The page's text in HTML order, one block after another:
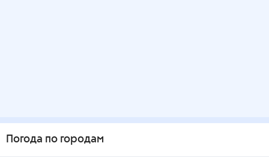
Погода по городам